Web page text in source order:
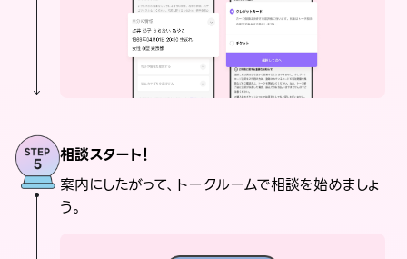
相談スタート！
案内にしたがって、トークルームで相談を始めましょ
う。